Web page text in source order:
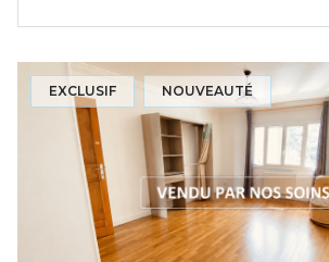
EXCLUSIF NOUVEAUTÉ